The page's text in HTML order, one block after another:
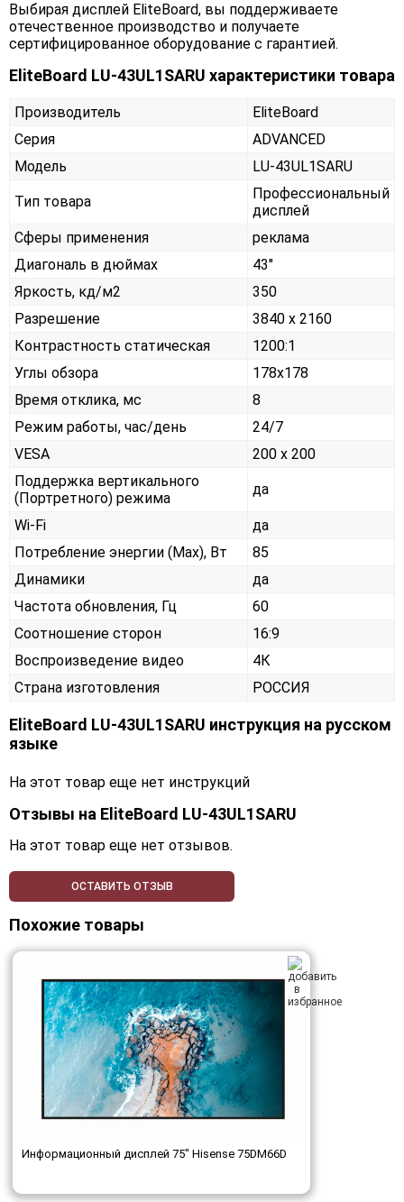
Выбирая дисплей EliteBoard, вы поддерживаете
отечественное производство и получаете
сертифицированное оборудование с гарантией.
EliteBoard LU-43UL1SARU характеристики товара
Производитель
EliteBoard
Серия
ADVANCED
Модель
LU-43UL1SARU
Тип товара
Профессиональный
дисплей
Сферы применения
реклама
Диагональ в дюймах
43"
Яркость, кд/м2
350
Разрешение
3840 x 2160
Контрастность статическая
1200:1
Углы обзора
178x178
Время отклика, мс
8
Режим работы, час/день
24/7
VESA
200 x 200
Поддержка вертикального
(Портретного) режима
да
Wi-Fi
да
Потребление энергии (Max), Вт
85
Динамики
да
Частота обновления, Гц
60
Соотношение сторон
16:9
Воспроизведение видео
4К
Страна изготовления
РОССИЯ
EliteBoard LU-43UL1SARU инструкция на русском
языке
На этот товар еще нет инструкций
Отзывы на EliteBoard LU-43UL1SARU
На этот товар еще нет отзывов.
ОСТАВИТЬ ОТЗЫВ
Похожие товары
Информационный дисплей 75" Hisense 75DM66D